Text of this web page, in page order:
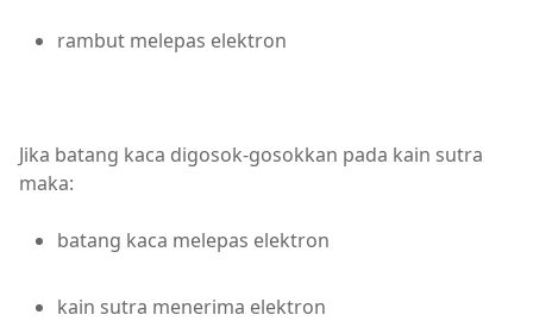
rambut melepas elektron
Jika batang kaca digosok-gosokkan pada kain sutra
maka:
batang kaca melepas elektron
kain sutra menerima elektron